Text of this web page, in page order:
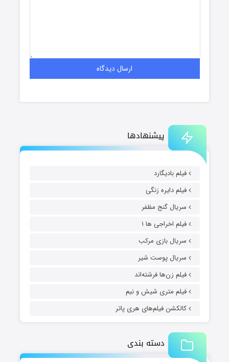
پیشنهادها
فیلم بادیگارد
فیلم دایره زنگی
سریال گنج مظفر
فیلم اخراجی ها ۱
سریال بازی مرکب
سریال پوست شیر
فیلم زن‌ها فرشته‌اند
فیلم متری شیش و نیم
کالکشن فیلم‌های هری پاتر
دسته بندی